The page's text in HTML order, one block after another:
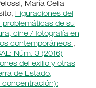
María Celia
Figuraciones del
problemáticas de su
cine / fotografía en
contemporáneos ,
Núm. 3 (2016)
del exilio y otras
de Estado,
concentración):